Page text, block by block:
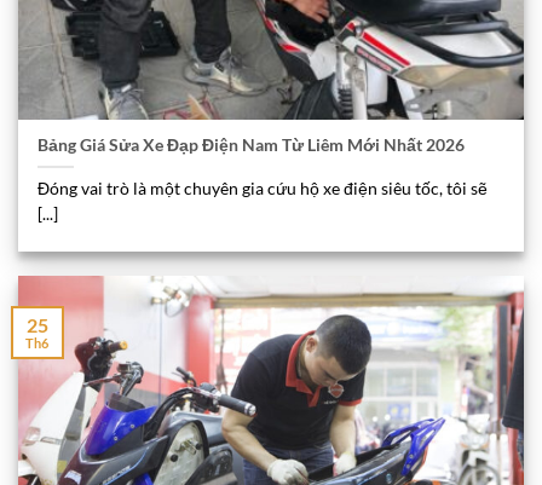
Bảng Giá Sửa Xe Đạp Điện Nam Từ Liêm Mới Nhất 2026
Đóng vai trò là một chuyên gia cứu hộ xe điện siêu tốc, tôi sẽ
[...]
25
Th6